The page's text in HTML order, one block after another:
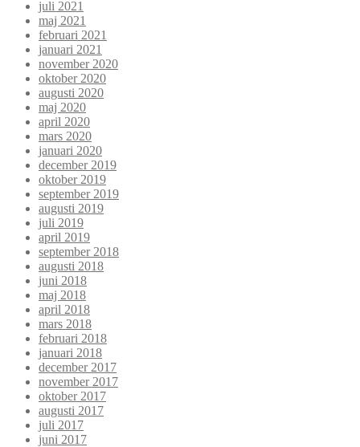
juli 2021
maj 2021
februari 2021
januari 2021
november 2020
oktober 2020
augusti 2020
maj 2020
april 2020
mars 2020
januari 2020
december 2019
oktober 2019
september 2019
augusti 2019
juli 2019
april 2019
september 2018
augusti 2018
juni 2018
maj 2018
april 2018
mars 2018
februari 2018
januari 2018
december 2017
november 2017
oktober 2017
augusti 2017
juli 2017
juni 2017